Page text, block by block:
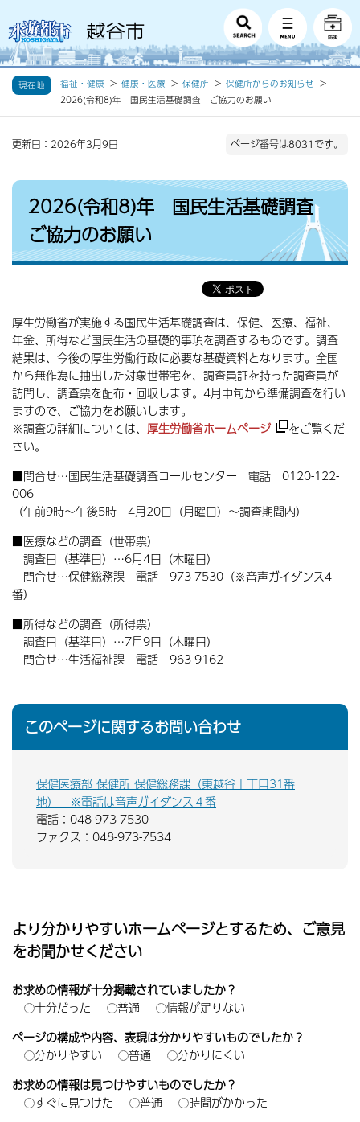
現在地 福祉・健康 健康・医療 保健所
保健所からのお知らせ
2026(令和8)年 国民生活基礎調査 ご協力のお願い
更新日：2026年3月9日 ページ番号は8031です。
2026(令和8)年 国民生活基礎調査
ご協力のお願い
厚生労働省が実施する国民生活基礎調査は、保健、医療、福祉、
年金、所得など国民生活の基礎的事項を調査するものです。調査
結果は、今後の厚生労働行政に必要な基礎資料となります。全国
から無作為に抽出した対象世帯宅を、調査員証を持った調査員が
訪問し、調査票を配布・回収します。4月中旬から準備調査を行い
ますので、ご協力をお願いします。
※調査の詳細については、 厚生労働省ホームページ
をご覧くだ
さい。
■問合せ…国民生活基礎調査コールセンター 電話 0120-122-
006
（午前9時～午後5時 4月20日（月曜日）～調査期間内）
■医療などの調査（世帯票）
調査日（基準日）…6月4日（木曜日）
問合せ…保健総務課 電話 973-7530（※音声ガイダンス4
番）
■所得などの調査（所得票）
調査日（基準日）…7月9日（木曜日）
問合せ…生活福祉課 電話 963-9162
このページに関するお問い合わせ
保健医療部 保健所 保健総務課（東越谷十丁目31番
地） ※電話は音声ガイダンス４番
電話：048-973-7530
ファクス：048-973-7534
より分かりやすいホームページとするため、ご意見
をお聞かせください
お求めの情報が十分掲載されていましたか？
十分だった
普通
情報が足りない
ページの構成や内容、表現は分かりやすいものでしたか？
分かりやすい
普通
分かりにくい
お求めの情報は見つけやすいものでしたか？
すぐに見つけた
普通
時間がかかった